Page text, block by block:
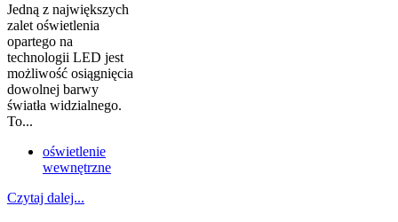
Jedną z największych
zalet oświetlenia
opartego na
technologii LED jest
możliwość osiągnięcia
dowolnej barwy
światła widzialnego.
To...
oświetlenie
wewnętrzne
Czytaj dalej...